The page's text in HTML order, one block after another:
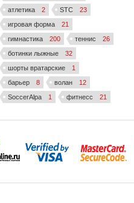
атлетика
2 STC
23
игровая форма
21
гимнастика
200 теннис
26
ботинки лыжные
32
шорты вратарские
1
барьер
8 волан
12
SoccerAlpa
1 фитнесс 21